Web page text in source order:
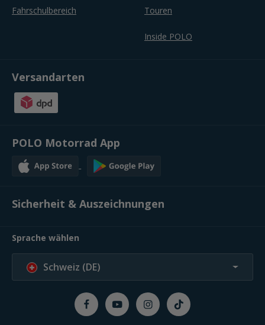
Fahrschulbereich Touren
Inside POLO
Versandarten
POLO Motorrad App
Sicherheit & Auszeichnungen
Sprache wählen
Schweiz (DE)